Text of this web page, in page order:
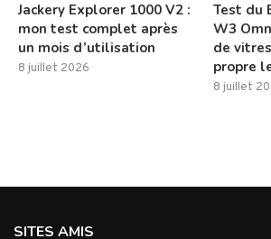
Jackery Explorer 1000 V2 :
mon test complet après
un mois d’utilisation
8 juillet 2026
Test du
W3
de
propre
8 juillet
SITES AMIS